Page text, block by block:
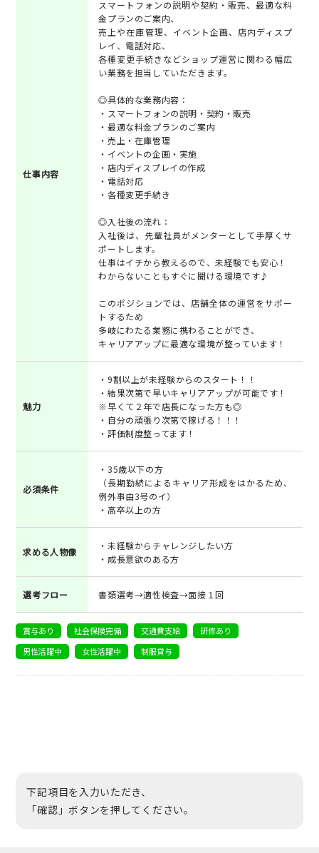
仕事内容
スマートフォンの説明や契約・販売、最適な料
金プランのご案内、
売上や在庫管理、イベント企画、店内ディスプ
レイ、電話対応、
各種変更手続きなどショップ運営に関わる幅広
い業務を担当していただきます。
◎具体的な業務内容：
・スマートフォンの説明・契約・販売
・最適な料金プランのご案内
・売上・在庫管理
・イベントの企画・実施
・店内ディスプレイの作成
・電話対応
・各種変更手続き
◎入社後の流れ：
入社後は、先輩社員がメンターとして手厚くサ
ポートします。
仕事はイチから教えるので、未経験でも安心！
わからないこともすぐに聞ける環境です♪
このポジションでは、店舗全体の運営をサポー
トするため
多岐にわたる業務に携わることができ、
キャリアアップに最適な環境が整っています！
魅力
・9割以上が未経験からのスタート！！
・結果次第で早いキャリアアップが可能です！
※早くて２年で店長になった方も◎
・自分の頑張り次第で稼げる！！！
・評価制度整ってます！
必須条件
・35歳以下の方
（長期勤続によるキャリア形成をはかるため、
例外事由3号のイ）
・高卒以上の方
求める人物像
・未経験からチャレンジしたい方
・成長意欲のある方
選考フロー 書類選考→適性検査→面接１回
賞与あり 社会保険完備 交通費支給
研修あり
男性活躍中
女性活躍中 制服貸与
下記項目を入力いただき、
「確認」ボタンを押してください。